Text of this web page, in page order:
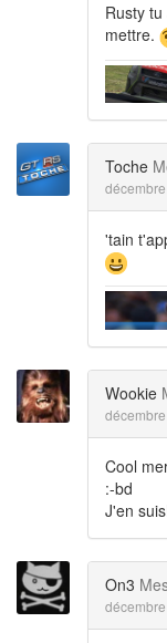
Rusty
mettre.
Toche
'tain
Wookie
Cool
:-bd
J'en
On3